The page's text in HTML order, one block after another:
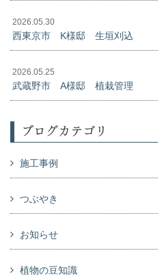
2026.05.30
西東京市 K様邸 生垣刈込
2026.05.25
武蔵野市 A様邸 植栽管理
ブログカテゴリ
施工事例
つぶやき
お知らせ
植物の豆知識